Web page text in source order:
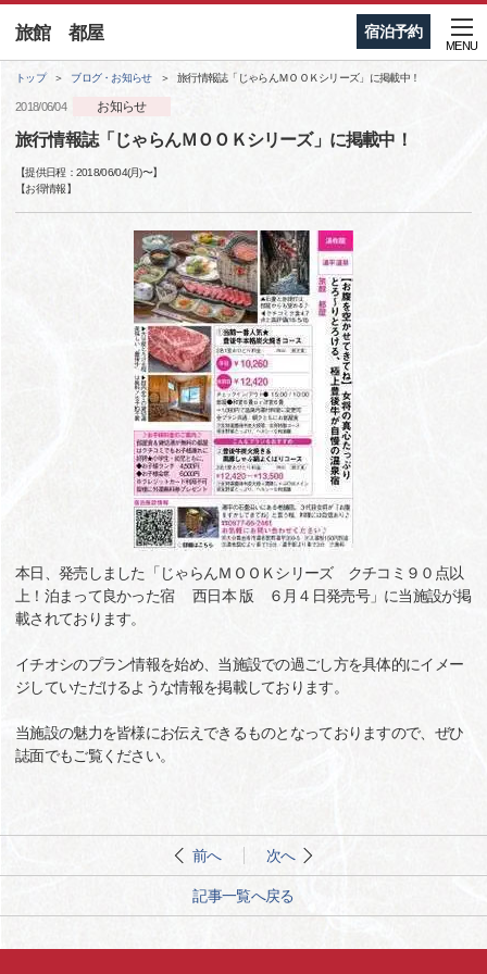
宿泊予約
旅館 都屋
MENU
トップ ブログ・お知らせ 旅行情報誌「じゃらんＭＯＯＫシリーズ」に掲載中！
2018/06/04 お知らせ
旅行情報誌「じゃらんＭＯＯＫシリーズ」に掲載中！
【提供日程： 2018/06/04(月)〜】
【お得情報】
本日、発売しました「じゃらんＭＯＯＫシリーズ クチコミ９０点以
上！泊まって良かった宿 西日本 版 ６月４日発売号」に当施設が掲
載されております。
イチオシのプラン情報を始め、当施設での過ごし方を具体的にイメー
ジしていただけるような情報を掲載しております。
当施設の魅力を皆様にお伝えできるものとなっておりますので、ぜひ
誌面でもご覧ください。
前へ 次へ
記事一覧へ戻る